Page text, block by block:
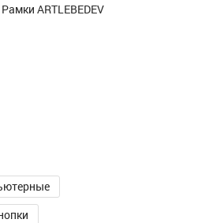
Рамки ARTLEBEDEV